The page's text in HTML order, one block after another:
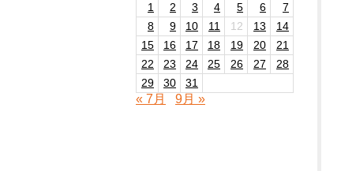
1
2 3 4 5 6
7
8
9 10 11 12 13
14
15
16 17 18 19 20
21
22
23 24 25 26 27
28
29
30 31
« 7月 9月 »